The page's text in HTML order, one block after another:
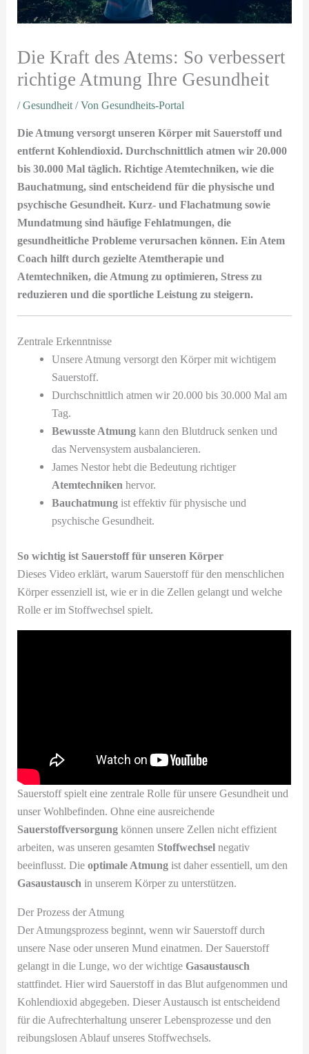
Die Kraft des Atems: So verbessert
richtige Atmung Ihre Gesundheit
/Gesundheit/ VonGesundheits-Portal
Die Atmung versorgt unseren Körper mit Sauerstoff und
entfernt Kohlendioxid. Durchschnittlich atmen wir 20.000
bis 30.000 Mal täglich. Richtige Atemtechniken, wie die
Bauchatmung, sind entscheidend für die physische und
psychische Gesundheit. Kurz- und Flachatmung sowie
Mundatmung sind häufige Fehlatmungen, die
gesundheitliche Probleme verursachen können. Ein Atem
Coach hilft durch gezielte Atemtherapie und
Atemtechniken, die Atmung zu optimieren, Stress zu
reduzieren und die sportliche Leistung zu steigern.
Zentrale Erkenntnisse
Unsere Atmung versorgt den Körper mit wichtigem
Sauerstoff.
Durchschnittlich atmen wir 20.000 bis 30.000 Mal am
Tag.
Bewusste Atmungkann den Blutdruck senken und
das Nervensystem ausbalancieren.
James Nestor hebt die Bedeutung richtiger
Atemtechnikenhervor.
Bauchatmungist effektiv für physische und
psychische Gesundheit.
So wichtig ist Sauerstoff für unseren Körper
Dieses Video erklärt, warum Sauerstoff für den menschlichen
Körper essenziell ist, wie er in die Zellen gelangt und welche
Rolle er im Stoffwechsel spielt.
Sauerstoff spielt eine zentrale Rolle für unsere Gesundheit und
unser Wohlbefinden. Ohne eine ausreichende
Sauerstoffversorgung können unsere Zellen nicht effizient
arbeiten, was unseren gesamten Stoffwechsel negativ
beeinflusst. Dieoptimale Atmung ist daher essentiell, um den
Gasaustausch in unserem Körper zu unterstützen.
Der Prozess der Atmung
Der Atmungsprozess beginnt, wenn wir Sauerstoff durch
unsere Nase oder unseren Mund einatmen. Der Sauerstoff
gelangt in die Lunge, wo der wichtigeGasaustausch
stattfindet. Hier wird Sauerstoff in das Blut aufgenommen und
Kohlendioxid abgegeben. Dieser Austausch ist entscheidend
für die Aufrechterhaltung unserer Lebensprozesse und den
reibungslosen Ablauf unseres Stoffwechsels.